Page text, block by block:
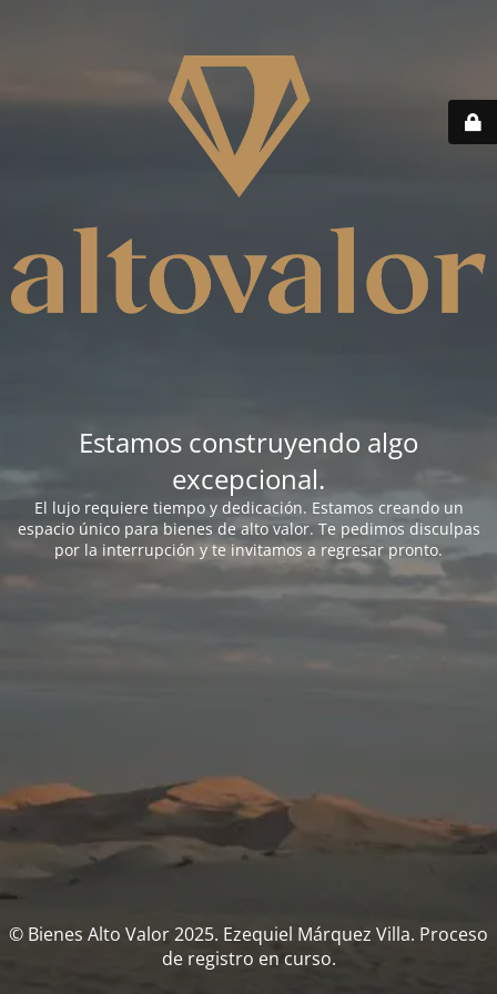
Estamos construyendo algo
excepcional.
El lujo requiere tiempo y dedicación. Estamos creando un
espacio único para bienes de alto valor. Te pedimos disculpas
por la interrupción y te invitamos a regresar pronto.
© Bienes Alto Valor 2025. Ezequiel Márquez Villa. Proceso
de registro en curso.